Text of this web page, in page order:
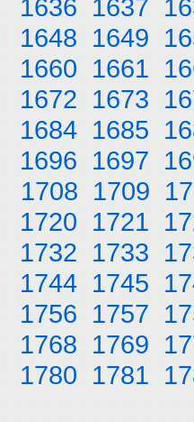
1636 1637
1648 1649
1660 1661
1672 1673
1684 1685
1696 1697
1708 1709
1720 1721
1732 1733
1744 1745
1756 1757
1768 1769
1780 1781